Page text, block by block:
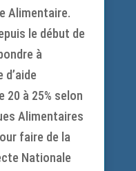
Alimentaire.
le début de
à
d’aide
20 à 25% selon
Alimentaires
faire de la
Nationale